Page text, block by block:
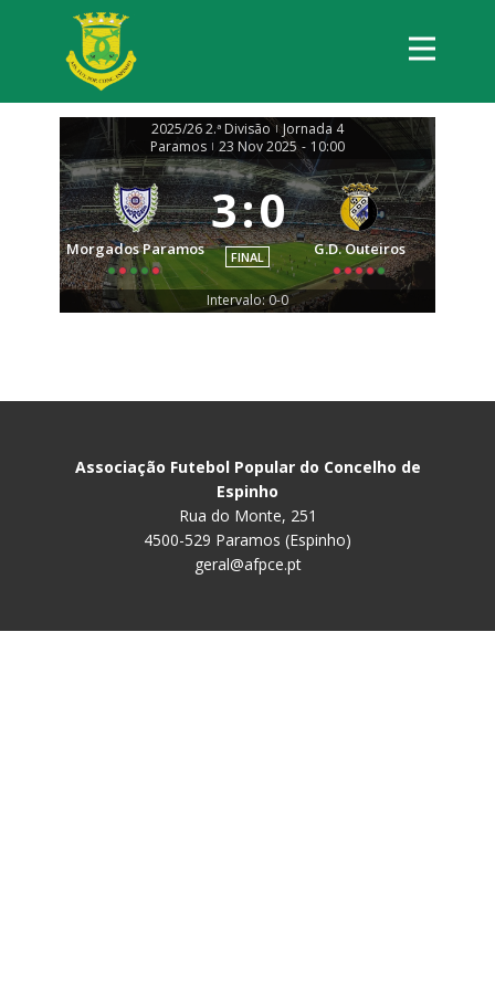
2025/26 2.ª Divisão | Jornada 4
Paramos | 23 Nov 2025 - 10:00
Morgados Paramos
3:0
FINAL G.D. Outeiros
Intervalo: 0-0
Associação Futebol Popular do Concelho de
Espinho
Rua do Monte, 251
4500-529 Paramos (Espinho)
geral@afpce.pt